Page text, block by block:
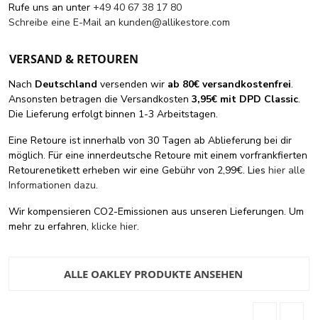
Rufe uns an unter +49 40 67 38 17 80
Schreibe eine E-Mail an kunden@allikestore.com
VERSAND & RETOUREN
Nach Deutschland versenden wir ab 80€ versandkostenfrei.
Ansonsten betragen die Versandkosten 3,95€ mit DPD Classic.
Die Lieferung erfolgt binnen 1-3 Arbeitstagen.
Eine Retoure ist innerhalb von 30 Tagen ab Ablieferung bei dir
möglich. Für eine innerdeutsche Retoure mit einem vorfrankfierten
Retourenetikett erheben wir eine Gebühr von 2,99€. Lies hier alle
Informationen dazu.
Wir kompensieren CO2-Emissionen aus unseren Lieferungen. Um
mehr zu erfahren, klicke hier.
ALLE OAKLEY PRODUKTE ANSEHEN